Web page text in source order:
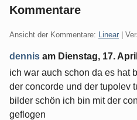
des
Inhaltes
Trackbacks
ist
leider
nicht
möglich.
Kommentare
Ansicht der Kommentare: Linear |
dennis am Dienstag, 17.
ich war auch schon da es hat
der concorde und der tupolev
bilder schön ich bin mit der
geflogen